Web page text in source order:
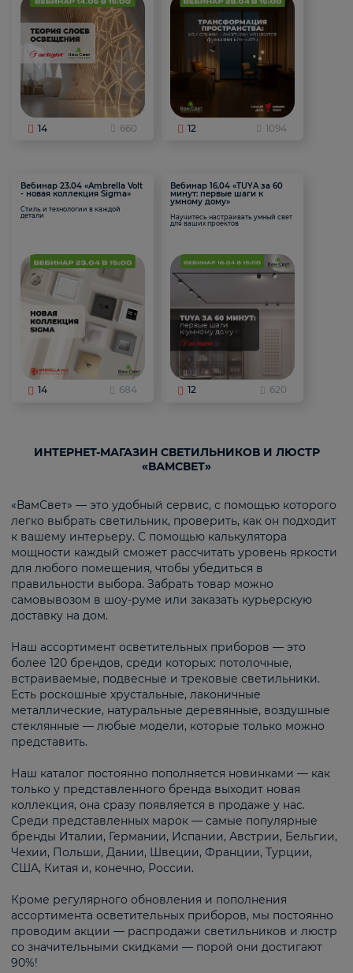
14 660 12 1094
Вебинар 23.04 «Ambrella Volt
- новая коллекция Sigma»
Стиль и технологии в каждой
детали
14 684
Вебинар 16.04 «TUYA за 60
минут: первые шаги к
умному дому»
Научитесь настраивать умный свет
для ваших проектов
12 620
ИНТЕРНЕТ-МАГАЗИН СВЕТИЛЬНИКОВ И ЛЮСТР
«ВАМСВЕТ»
«ВамСвет» — это удобный сервис, с помощью которого
легко выбрать светильник, проверить, как он подходит
к вашему интерьеру. С помощью калькулятора
мощности каждый сможет рассчитать уровень яркости
для любого помещения, чтобы убедиться в
правильности выбора. Забрать товар можно
самовывозом в шоу-руме или заказать курьерскую
доставку на дом.
Наш ассортимент осветительных приборов — это
более 120 брендов, среди которых: потолочные,
встраиваемые, подвесные и трековые светильники.
Есть роскошные хрустальные, лаконичные
металлические, натуральные деревянные, воздушные
стеклянные — любые модели, которые только можно
представить.
Наш каталог постоянно пополняется новинками — как
только у представленного бренда выходит новая
коллекция, она сразу появляется в продаже у нас.
Среди представленных марок — самые популярные
бренды Италии, Германии, Испании, Австрии, Бельгии,
Чехии, Польши, Дании, Швеции, Франции, Турции,
США, Китая и, конечно, России.
Кроме регулярного обновления и пополнения
ассортимента осветительных приборов, мы постоянно
проводим акции — распродажи светильников и люстр
со значительными скидками — порой они достигают
90%!